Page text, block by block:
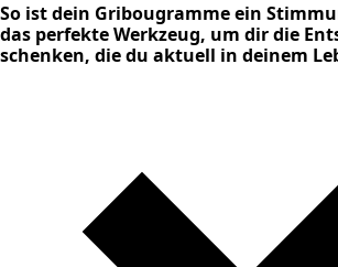
So ist dein Gribougramme ein
das perfekte Werkzeug, um dir die
schenken, die du aktuell in deinem